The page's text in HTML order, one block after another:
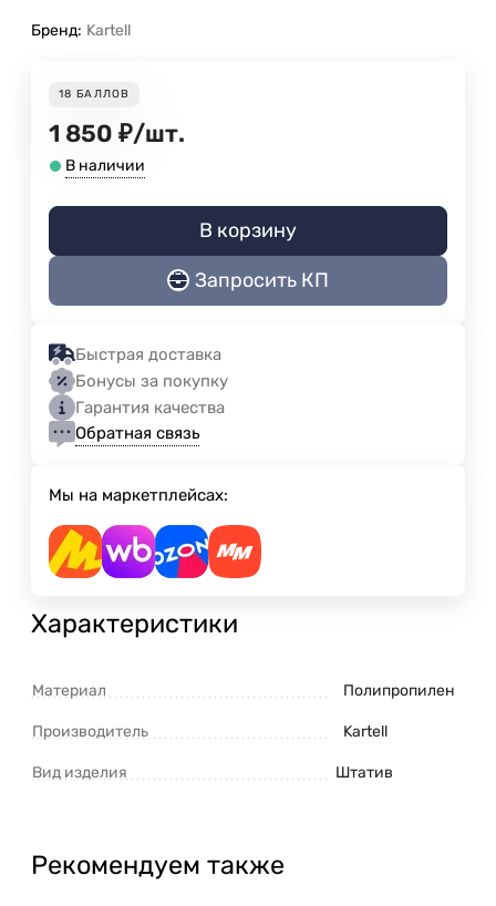
Бренд: Kartell
18 БАЛЛОВ
1 850 ₽/шт.
В наличии
В корзину
Запросить КП
Быстрая доставка
Бонусы за покупку
Гарантия качества
Обратная связь
Мы на маркетплейсах:
Характеристики
Материал Полипропилен
Производитель Kartell
Вид изделия Штатив
Рекомендуем также